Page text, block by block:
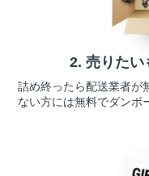
2. 売りたい
詰め終ったら配送業者が
ない方には無料でダンボ